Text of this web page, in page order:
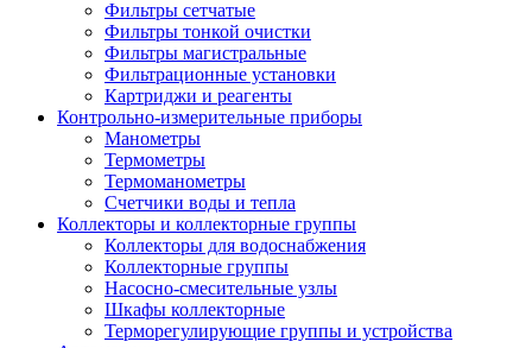
Фильтры сетчатые
Фильтры тонкой очистки
Фильтры магистральные
Фильтрационные установки
Картриджи и реагенты
Контрольно-измерительные приборы
Манометры
Термометры
Термоманометры
Счетчики воды и тепла
Коллекторы и коллекторные группы
Коллекторы для водоснабжения
Коллекторные группы
Насосно-смесительные узлы
Шкафы коллекторные
Терморегулирующие группы и устройства